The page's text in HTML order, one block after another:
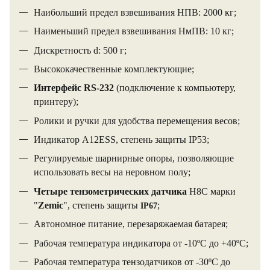
Наибольший предел взвешивания НПВ: 2000 кг;
Наименьший предел взвешивания НмПВ: 10 кг;
Дискретность d: 500 г;
Высококачественные комплектующие;
Интерфейс RS-232 (подключение к компьютеру,
принтеру);
Ролики и ручки для удобства перемещения весов;
Индикатор A12ESS, степень защиты IP53;
Регулируемые шарнирные опоры, позволяющие
использовать весы на неровном полу;
Четыре тензометрических датчика Н8С марки
"Zemic", степень защиты IP67;
Автономное питание, перезаряжаемая батарея;
Рабочая температура индикатора от -10ºС до +40ºС;
Рабочая температура тензодатчиков от -30ºС до